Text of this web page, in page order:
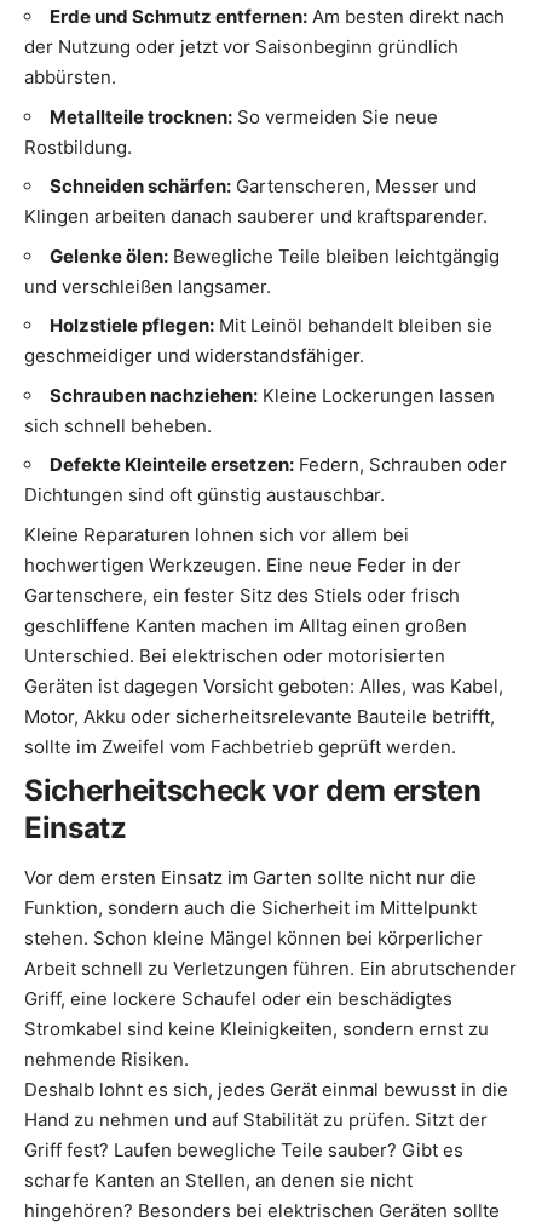
Erde und Schmutz entfernen: Am besten direkt nach
der Nutzung oder jetzt vor Saisonbeginn gründlich
abbürsten.
Metallteile trocknen: So vermeiden Sie neue
Rostbildung.
Schneiden schärfen: Gartenscheren, Messer und
Klingen arbeiten danach sauberer und kraftsparender.
Gelenke ölen: Bewegliche Teile bleiben leichtgängig
und verschleißen langsamer.
Holzstiele pflegen: Mit Leinöl behandelt bleiben sie
geschmeidiger und widerstandsfähiger.
Schrauben nachziehen: Kleine Lockerungen lassen
sich schnell beheben.
Defekte Kleinteile ersetzen: Federn, Schrauben oder
Dichtungen sind oft günstig austauschbar.
Kleine Reparaturen lohnen sich vor allem bei
hochwertigen Werkzeugen. Eine neue Feder in der
Gartenschere, ein fester Sitz des Stiels oder frisch
geschliffene Kanten machen im Alltag einen großen
Unterschied. Bei elektrischen oder motorisierten
Geräten ist dagegen Vorsicht geboten: Alles, was Kabel,
Motor, Akku oder sicherheitsrelevante Bauteile betrifft,
sollte im Zweifel vom Fachbetrieb geprüft werden.
Sicherheitscheck vor dem ersten
Einsatz
Vor dem ersten Einsatz im Garten sollte nicht nur die
Funktion, sondern auch die Sicherheit im Mittelpunkt
stehen. Schon kleine Mängel können bei körperlicher
Arbeit schnell zu Verletzungen führen. Ein abrutschender
Griff, eine lockere Schaufel oder ein beschädigtes
Stromkabel sind keine Kleinigkeiten, sondern ernst zu
nehmende Risiken.
Deshalb lohnt es sich, jedes Gerät einmal bewusst in die
Hand zu nehmen und auf Stabilität zu prüfen. Sitzt der
Griff fest? Laufen bewegliche Teile sauber? Gibt es
scharfe Kanten an Stellen, an denen sie nicht
hingehören? Besonders bei elektrischen Geräten sollte